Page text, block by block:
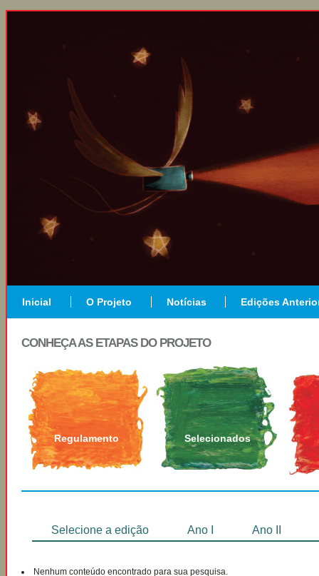
Inicial O Projeto Notícias Edições
CONHEÇA AS ETAPAS DO PROJETO
Regulamento Selecionados
Selecione a edição Ano I Ano II
Nenhum conteúdo encontrado para sua pesquisa.